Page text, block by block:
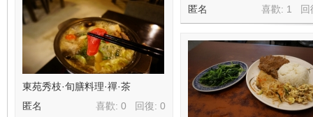
喜歡: 1 回
匿名
東苑秀枝·旬膳料理·禪·茶
喜歡: 0 回復: 0
匿名